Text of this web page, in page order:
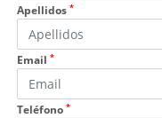
Apellidos *
Email *
Teléfono *